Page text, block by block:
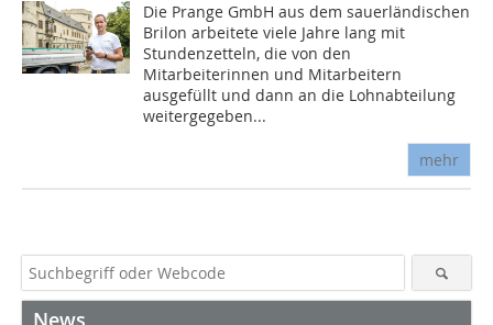
Die Prange GmbH aus dem sauerländischen
Brilon arbeitete viele Jahre lang mit
Stundenzetteln, die von den
Mitarbeiterinnen und Mitarbeitern
ausgefüllt und dann an die Lohnabteilung
weitergegeben...
mehr